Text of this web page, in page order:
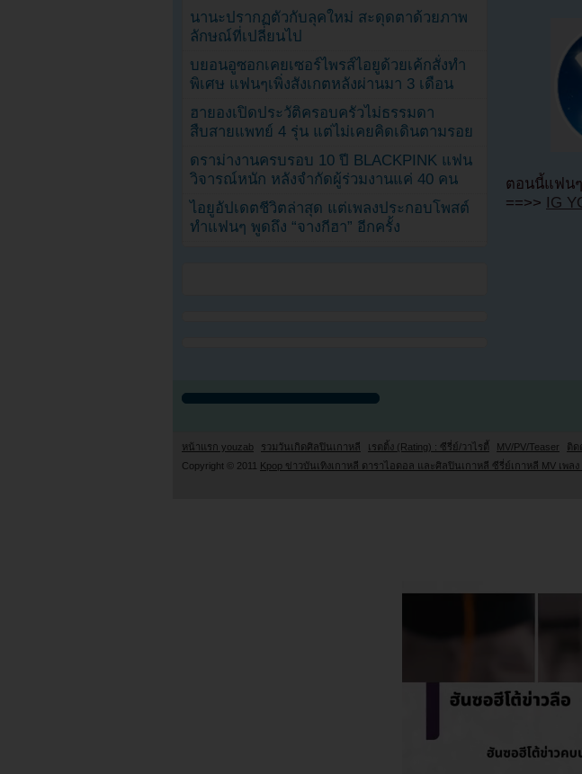
ตอนนี้แฟน
==>> IG
นานะปรากฏตัวกับลุคใหม่ สะดุดตาด้วยภาพ
ลักษณ์ที่เปลี่ยนไป
บยอนอูซอกเคยเซอร์ไพรส์ไอยูด้วยเค้กสั่งทำ
พิเศษ แฟนๆเพิ่งสังเกตหลังผ่านมา 3 เดือน
ฮายองเปิดประวัติครอบครัวไม่ธรรมดา
สืบสายแพทย์ 4 รุ่น แต่ไม่เคยคิดเดินตามรอย
ดราม่างานครบรอบ 10 ปี BLACKPINK แฟน
วิจารณ์หนัก หลังจำกัดผู้ร่วมงานแค่ 40 คน
ไอยูอัปเดตชีวิตล่าสุด แต่เพลงประกอบโพสต์
ทำแฟนๆ พูดถึง “จางกีฮา” อีกครั้ง
หน้าแรก youzab รวมวันเกิดศิลปินเกาหลี เรตติ้ง (Rating) : ซีรี่ย์/วาไรตี้ MV/PV/Teaser ติด
Copyright © 2011 Kpop ข่าวบันเทิงเกาหลี ดาราไอดอล และศิลปินเกาหลี ซีรี่ย์เกาหลี MV เพ